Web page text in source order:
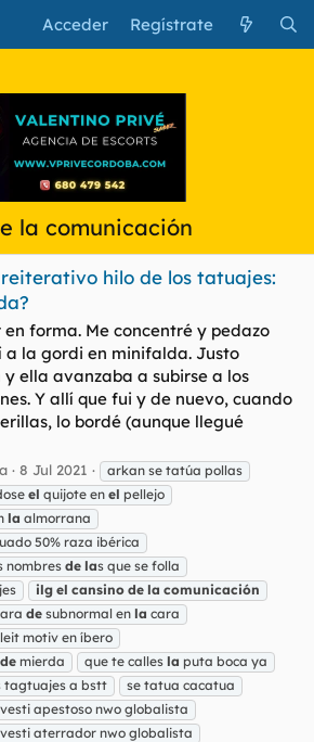
Acceder Regístrate
la comunicación
reiterativo hilo de los tatuajes:
forma. Me concentré y pedazo
a la gordi en minifalda. Justo
ella avanzaba a subirse a los
Y allí que fui y de nuevo, cuando
lo bordé (aunque llegué
8 Jul 2021
arkan se tatúa pollas
el quijote en el pellejo
la almorrana
50% raza ibérica
nombres de las que se folla
ilg el cansino de la comunicación
de subnormal en la cara
motiv en íbero
de mierda que te calles la puta boca ya
tagtuajes a bstt
se tatua cacatua
apestoso nwo globalista
aterrador nwo globalista